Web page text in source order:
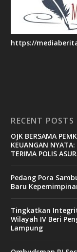
https://
RECENT POSTS
OJK BERSAMA
KEUANGAN
TERIMA POLIS
Pedang Pora
Baru
Tingkatkan
Wilayah IV Beri
Lampung